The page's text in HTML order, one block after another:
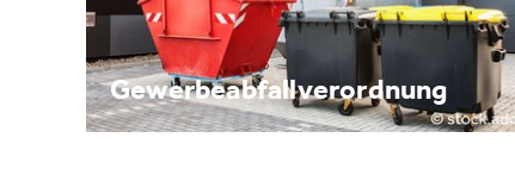
Gewerbeabfallverordnung